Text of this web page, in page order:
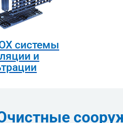
системы
и
Очистные